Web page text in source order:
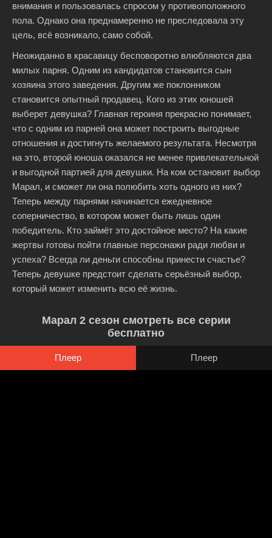
внимания и пользовалась спросом у противоположного
пола. Однако она преднамеренно не преследовала эту
цель, всё возникало, само собой.
Неожиданно в красавицу бесповоротно влюбляются два
милых парня. Одним из кандидатов становится сын
хозяина этого заведения. Другим же поклонником
становится опытный продавец. Кого из этих юношей
выберет девушка? Главная героиня прекрасно понимает,
что с одним из парней она может построить выгодные
отношения и достигнуть желаемого результата. Несмотря
на это, второй юноша оказался не менее привлекательной
и выгодной партией для девушки. На ком остановит выбор
Марал, и сможет ли она полюбить хоть одного из них?
Теперь между парнями начинается ежедневное
соперничество, в котором может быть лишь один
победитель. Кто займёт это достойное место? На какие
жертвы готовы пойти главные персонажи ради любви и
успеха? Всегда ли деньги способны принести счастье?
Теперь девушке предстоит сделать серьёзный выбор,
который может изменить всю её жизнь.
Марал 2 сезон смотреть все серии
бесплатно
Плеер Плеер